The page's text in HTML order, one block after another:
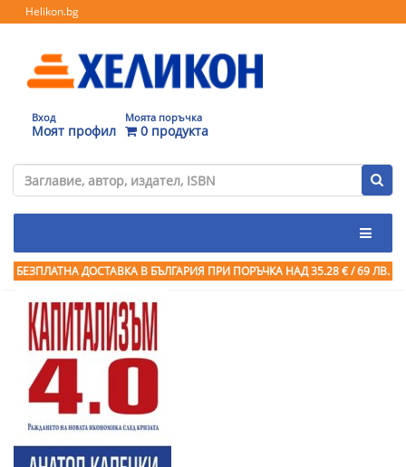
Helikon.bg
Вход
Моят профил
Моята поръчка
0 продукта
БЕЗПЛАТНА ДОСТАВКА В БЪЛГАРИЯ ПРИ ПОРЪЧКА НАД 35.28 € / 69 ЛВ.